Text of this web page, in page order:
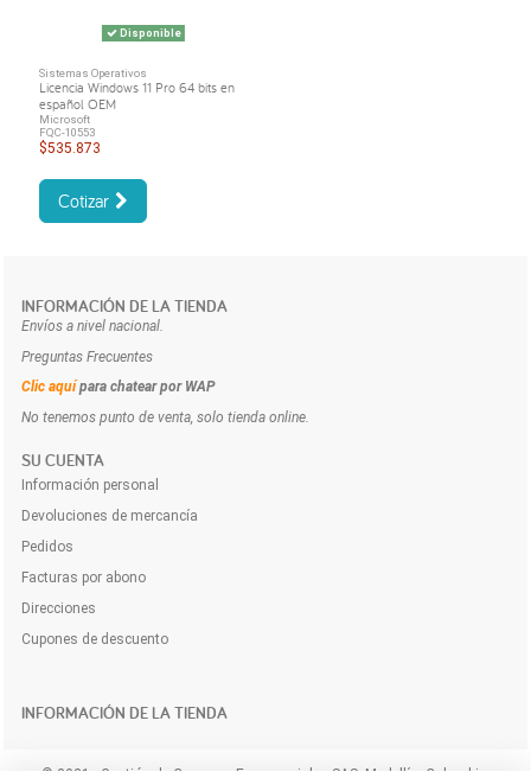
Disponible
Sistemas Operativos
Licencia Windows 11 Pro 64 bits en
español OEM
Microsoft
FQC-10553
$535.873
Cotizar
INFORMACIÓN DE LA TIENDA
Envíos a nivel nacional.
Preguntas Frecuentes
Clic aquí para chatear por WAP
No tenemos punto de venta, solo tienda online.
INFORMACIÓN DE LA TIENDA
SU CUENTA
Información personal
Devoluciones de mercancía
Pedidos
Facturas por abono
Direcciones
Cupones de descuento
© 2021 - Gestión de Compras Empresariales SAS. Medellín, Colombia.